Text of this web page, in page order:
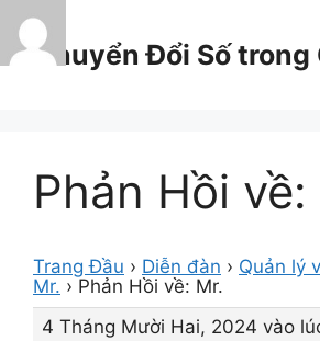
Chuyển
đến
nội
Chuyển Đổi Số trong
Phản Hồi về:
Trang Đầu › Diễn đàn › Quản lý
Mr. › Phản Hồi về: Mr.
4 Tháng Mười Hai, 2024 vào